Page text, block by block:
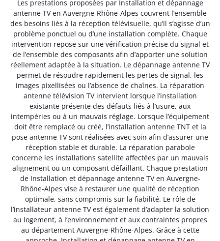
Les prestations proposées par Installation et dépannage
antenne TV en Auvergne-Rhône-Alpes couvrent l’ensemble
des besoins liés à la réception télévisuelle, qu’il s’agisse d’un
problème ponctuel ou d’une installation complète. Chaque
intervention repose sur une vérification précise du signal et
de l’ensemble des composants afin d’apporter une solution
réellement adaptée à la situation. Le dépannage antenne TV
permet de résoudre rapidement les pertes de signal, les
images pixellisées ou l’absence de chaînes. La réparation
antenne télévision TV intervient lorsque l’installation
existante présente des défauts liés à l’usure, aux
intempéries ou à un mauvais réglage. Lorsque l’équipement
doit être remplacé ou créé, l’installation antenne TNT et la
pose antenne TV sont réalisées avec soin afin d’assurer une
réception stable et durable. La réparation parabole
concerne les installations satellite affectées par un mauvais
alignement ou un composant défaillant. Chaque prestation
de Installation et dépannage antenne TV en Auvergne-
Rhône-Alpes vise à restaurer une qualité de réception
optimale, sans compromis sur la fiabilité. Le rôle de
l’installateur antenne TV est également d’adapter la solution
au logement, à l’environnement et aux contraintes propres
au département Auvergne-Rhône-Alpes. Grâce à cette